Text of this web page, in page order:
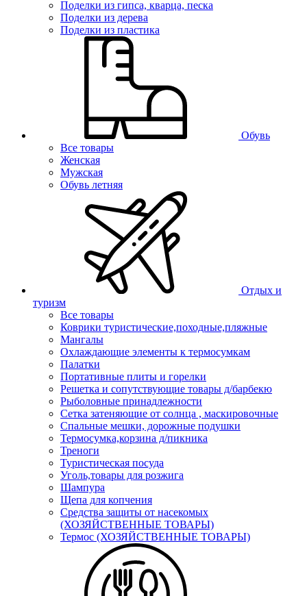
Поделки из гипса, кварца, песка
Поделки из дерева
Поделки из пластика
Обувь
Все товары
Женская
Мужская
Обувь летняя
Отдых и
туризм
Все товары
Коврики туристические,походные,пляжные
Мангалы
Охлаждающие элементы к термосумкам
Палатки
Портативные плиты и горелки
Решетка и сопутствующие товары д/барбекю
Рыболовные принадлежности
Сетка затеняющие от солнца , маскировочные
Спальные мешки, дорожные подушки
Термосумка,корзина д/пикника
Треноги
Туристическая посуда
Уголь,товары для розжига
Шампура
Щепа для копчения
Средства защиты от насекомых
(ХОЗЯЙСТВЕННЫЕ ТОВАРЫ)
Термос (ХОЗЯЙСТВЕННЫЕ ТОВАРЫ)